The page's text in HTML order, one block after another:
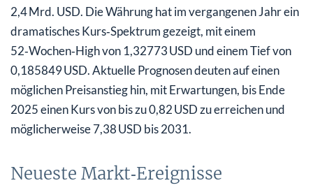
2,4 Mrd. USD. Die Währung hat im vergangenen Jahr ein
dramatisches Kurs‑Spektrum gezeigt, mit einem
52‑Wochen‑High von 1,32773 USD und einem Tief von
0,185849 USD. Aktuelle Prognosen deuten auf einen
möglichen Preisanstieg hin, mit Erwartungen, bis Ende
2025 einen Kurs von bis zu 0,82 USD zu erreichen und
möglicherweise 7,38 USD bis 2031.
Neueste Markt‑Ereignisse